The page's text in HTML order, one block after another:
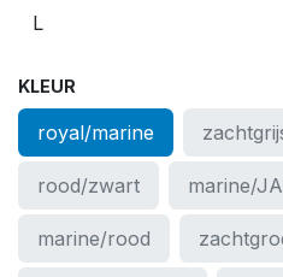
KLEUR
royal/marine
rood/zwart marine/
marine/rood